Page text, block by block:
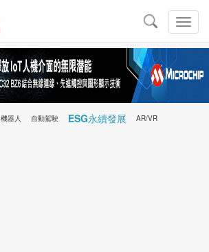
切
換
導
航
機器人 自動駕駛 ESG永續發展 AR/VR